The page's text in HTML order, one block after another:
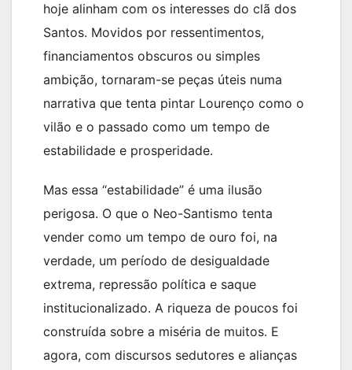
hoje alinham com os interesses do clã dos
Santos. Movidos por ressentimentos,
financiamentos obscuros ou simples
ambição, tornaram-se peças úteis numa
narrativa que tenta pintar Lourenço como o
vilão e o passado como um tempo de
estabilidade e prosperidade.
Mas essa “estabilidade” é uma ilusão
perigosa. O que o Neo-Santismo tenta
vender como um tempo de ouro foi, na
verdade, um período de desigualdade
extrema, repressão política e saque
institucionalizado. A riqueza de poucos foi
construída sobre a miséria de muitos. E
agora, com discursos sedutores e alianças